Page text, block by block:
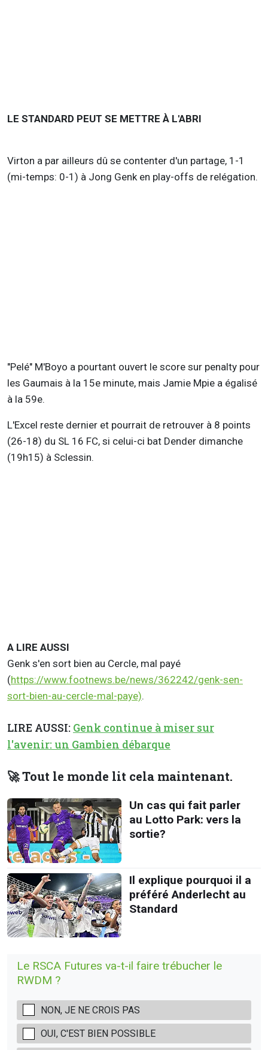
LE STANDARD PEUT SE METTRE À L'ABRI
Virton a par ailleurs dû se contenter d'un partage, 1-1
(mi-temps: 0-1) à Jong Genk en play-offs de relégation.
"Pelé" M'Boyo a pourtant ouvert le score sur penalty pour
les Gaumais à la 15e minute, mais Jamie Mpie a égalisé
à la 59e.
L'Excel reste dernier et pourrait de retrouver à 8 points
(26-18) du SL 16 FC, si celui-ci bat Dender dimanche
(19h15) à Sclessin.
A LIRE AUSSI
Genk s'en sort bien au Cercle, mal payé
(https://www.footnews.be/news/362242/genk-sen-
sort-bien-au-cercle-mal-paye).
LIRE AUSSI: Genk continue à miser sur
l'avenir: un Gambien débarque
🚀 Tout le monde lit cela maintenant.
Un cas qui fait parler
au Lotto Park: vers la
sortie?
Il explique pourquoi il a
préféré Anderlecht au
Standard
Le RSCA Futures va-t-il faire trébucher le
RWDM ?
NON, JE NE CROIS PAS
OUI, C'EST BIEN POSSIBLE